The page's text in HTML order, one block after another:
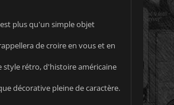
plus qu'un simple objet
de croire en vous et en
style rétro, d'histoire américaine
décorative pleine de caractère.